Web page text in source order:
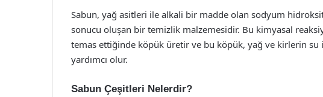
Sabun, yağ asitleri ile alkali bir madde olan sodyum
sonucu oluşan bir temizlik malzemesidir. Bu kimyasal
temas ettiğinde köpük üretir ve bu köpük, yağ ve kirlerin su
yardımcı olur.
Sabun Çeşitleri Nelerdir?